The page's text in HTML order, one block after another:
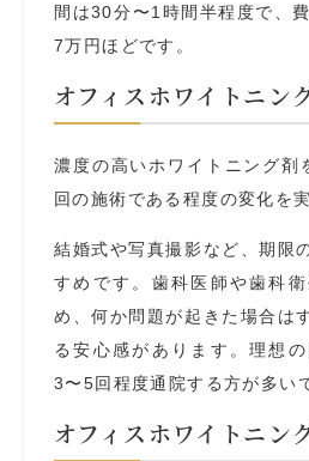
間は30分〜1時間半程度で、
7万円ほどです。
オフィスホワイトニン
濃度の高いホワイトニング剤
回の施術である程度の変化を
結婚式や写真撮影など、期限
すめです。歯科医師や歯科
め、何か問題が起きた場合は
る安心感があります。理想の
3〜5回程度通院する方が多い
オフィスホワイトニン